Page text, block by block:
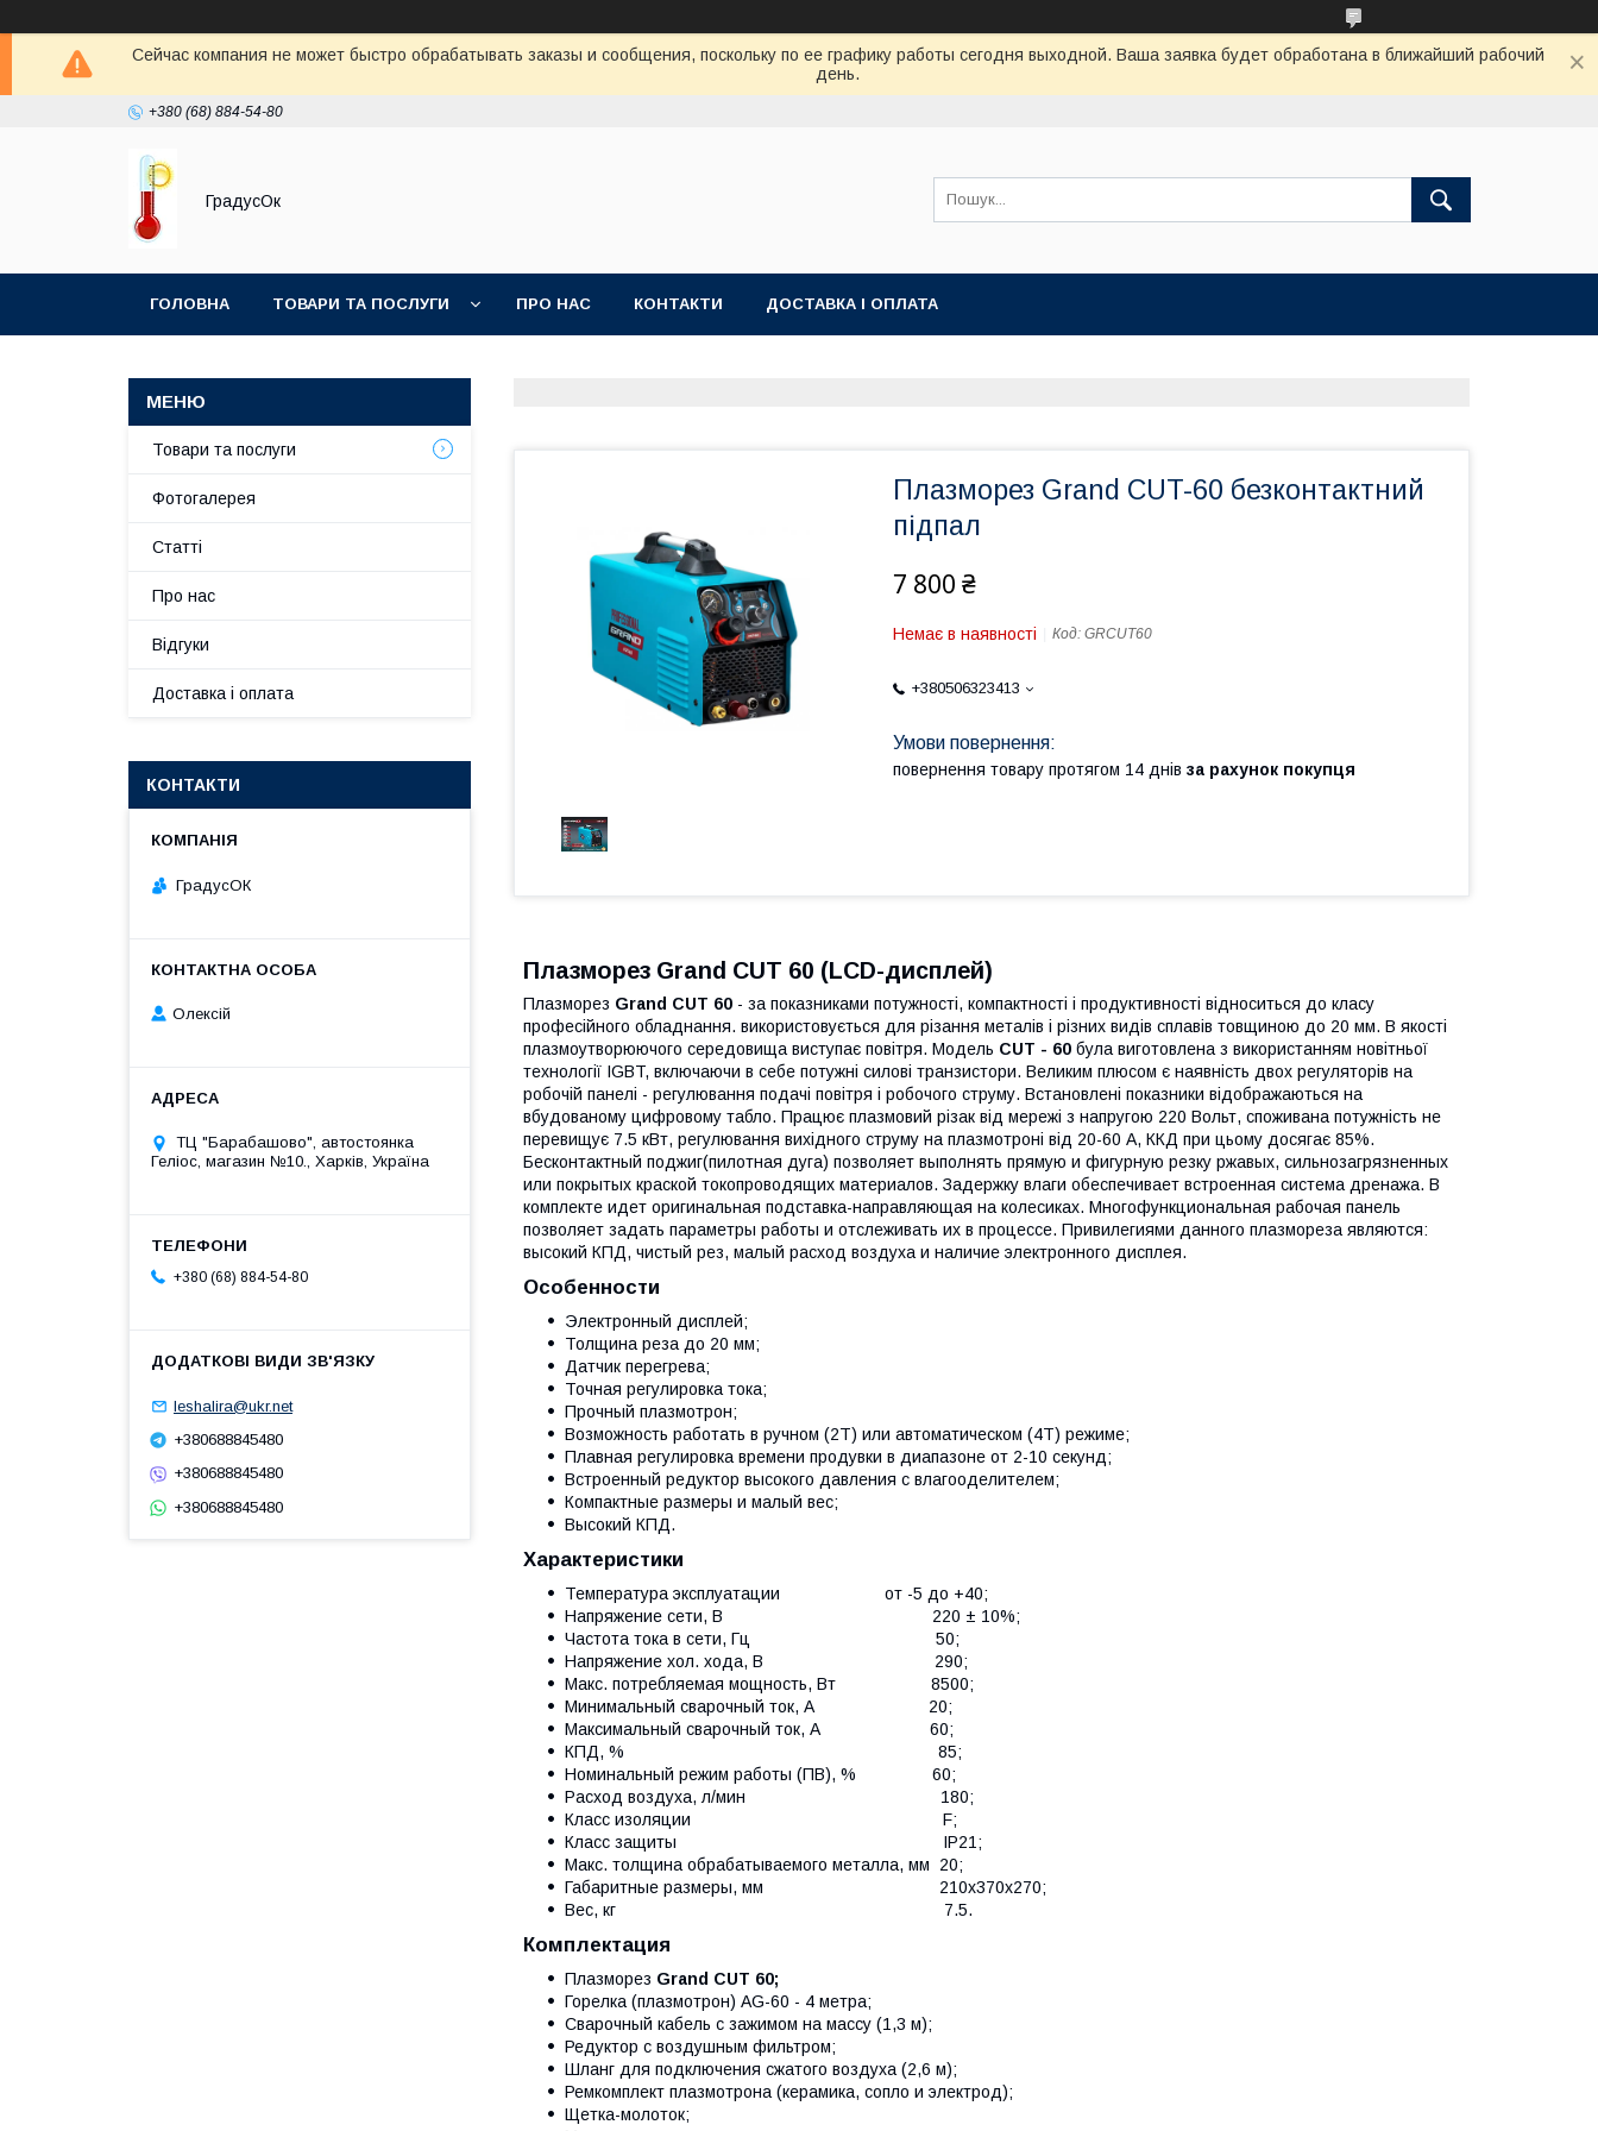
Сейчас компания не может быстро обрабатывать заказы и сообщения, поскольку по ее графику работы сегодня выходной. Ваша заявка будет обработана в ближайший рабочий
день.
+380 (68) 884-54-80
ГрадусОк
ГОЛОВНА ТОВАРИ ТА ПОСЛУГИ ПРО НАС КОНТАКТИ ДОСТАВКА І ОПЛАТА
Плазморез Grand CUT-60 безконтактний
підпал
7 800 ₴
Немає в наявності Код: GRCUT60
+380506323413
повернення товару протягом 14 днів за рахунок покупця
Плазморез Grand CUT 60 (LCD-дисплей)
Плазморез Grand CUT 60 - за показниками потужності, компактності і продуктивності відноситься до класу
професійного обладнання. використовується для різання металів і різних видів сплавів товщиною до 20 мм. В якості
плазмоутворюючого середовища виступає повітря. Модель CUT - 60 була виготовлена з використанням новітньої
технології IGBT, включаючи в себе потужні силові транзистори. Великим плюсом є наявність двох регуляторів на
робочій панелі - регулювання подачі повітря і робочого струму. Встановлені показники відображаються на
вбудованому цифровому табло. Працює плазмовий різак від мережі з напругою 220 Вольт, споживана потужність не
перевищує 7.5 кВт, регулювання вихідного струму на плазмотроні від 20-60 А, ККД при цьому досягає 85%.
Бесконтактный поджиг(пилотная дуга) позволяет выполнять прямую и фигурную резку ржавых, сильнозагрязненных
или покрытых краской токопроводящих материалов. Задержку влаги обеспечивает встроенная система дренажа. В
комплекте идет оригинальная подставка-направляющая на колесиках. Многофункциональная рабочая панель
позволяет задать параметры работы и отслеживать их в процессе. Привилегиями данного плазмореза являются:
высокий КПД, чистый рез, малый расход воздуха и наличие электронного дисплея.
Особенности
Электронный дисплей;
Толщина реза до 20 мм;
Датчик перегрева;
Точная регулировка тока;
Прочный плазмотрон;
Возможность работать в ручном (2Т) или автоматическом (4Т) режиме;
Плавная регулировка времени продувки в диапазоне от 2-10 секунд;
Встроенный редуктор высокого давления с влагооделителем;
Компактные размеры и малый вес;
Высокий КПД.
Характеристики
Температура эксплуатации от -5 до +40;
Напряжение сети, В 220 ± 10%;
Частота тока в сети, Гц 50;
Напряжение хол. хода, В 290;
Макс. потребляемая мощность, Вт 8500;
Минимальный сварочный ток, А 20;
Максимальный сварочный ток, А 60;
КПД, % 85;
Номинальный режим работы (ПВ), % 60;
Расход воздуха, л/мин 180;
Класс изоляции F;
Класс защиты IP21;
Макс. толщина обрабатываемого металла, мм 20;
Габаритные размеры, мм 210х370х270;
Вес, кг 7.5.
Комплектация
Плазморез Grand CUT 60;
Горелка (плазмотрон) AG-60 - 4 метра;
Сварочный кабель с зажимом на массу (1,3 м);
Редуктор с воздушным фильтром;
Шланг для подключения сжатого воздуха (2,6 м);
Ремкомплект плазмотрона (керамика, сопло и электрод);
Щетка-молоток;
Товари та послуги
Фотогалерея
Статті
Про нас
Відгуки
Доставка і оплата
КОНТАКТИ
ГрадусОК
Олексій
ТЦ "Барабашово", автостоянка
Геліос, магазин №10., Харків, Україна
+380 (68) 884-54-80
leshalira@ukr.net
+380688845480
+380688845480
+380688845480